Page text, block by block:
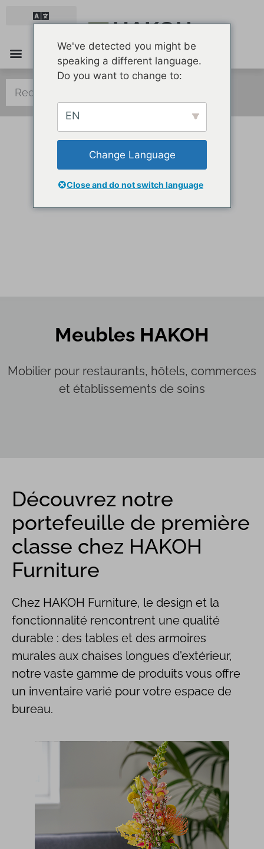
Le travail d’équipe mène au succès.
Meubles HAKOH
Mobilier pour restaurants, hôtels, commerces
et établissements de soins
Découvrez notre
portefeuille de première
classe chez HAKOH
Furniture
Chez HAKOH Furniture, le design et la
fonctionnalité rencontrent une qualité
durable : des tables et des armoires
murales aux chaises longues d'extérieur,
notre vaste gamme de produits vous offre
un inventaire varié pour votre espace de
bureau.
We've detected you might be
speaking a different language.
Do you want to change to:
EN
Change Language
Close and do not switch language